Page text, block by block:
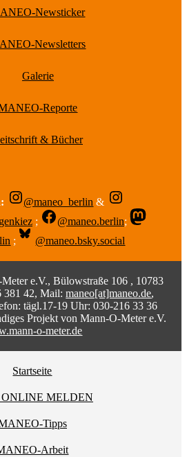
Newsticker
Newsletters
Galerie
Reporte
& Bücher
@maneo_berlin &
; @maneo.berlin;
; @maneo.bsky.social
e.V., Bülowstraße 106 , 10783
381 42, Mail:maneo[at]maneo.de,
tägl.17-19 Uhr: 030-216 33 36
Projekt von Mann-O-Meter e.V.
o-meter.de
Startseite
MELDEN
Tipps
Arbeit